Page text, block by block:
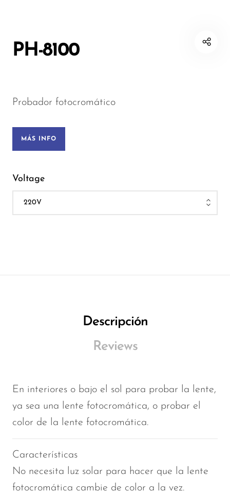
PH-8100
Probador fotocromático
MÁS INFO
Voltage
Descripción
Reviews
En interiores o bajo el sol para probar la lente,
ya sea una lente fotocromática, o probar el
color de la lente fotocromática.
Características
No necesita luz solar para hacer que la lente
fotocromática cambie de color a la vez.